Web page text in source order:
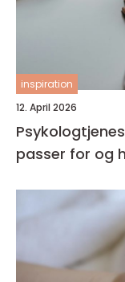
inspiration
12. April 2026
passer for og